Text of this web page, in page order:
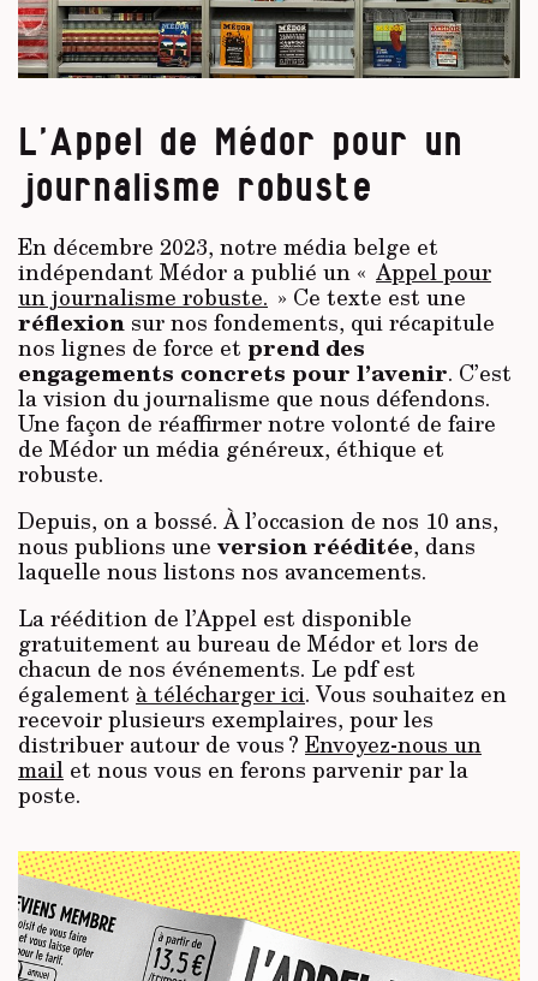
L’Appel de Médor pour un
journalisme robuste
En décembre 2023, notre média belge et
indépendant Médor a publié un « Appel pour
un journalisme robuste. » Ce texte est une
réflexion sur nos fondements, qui récapitule
nos lignes de force et prend des
engagements concrets pour l’avenir. C’est
la vision du journalisme que nous défendons.
Une façon de réaffirmer notre volonté de faire
de Médor un média généreux, éthique et
robuste.
Depuis, on a bossé. À l’occasion de nos 10 ans,
nous publions une version rééditée, dans
laquelle nous listons nos avancements.
La réédition de l’Appel est disponible
gratuitement au bureau de Médor et lors de
chacun de nos événements. Le pdf est
également à télécharger ici. Vous souhaitez en
recevoir plusieurs exemplaires, pour les
distribuer autour de vous ? Envoyez-nous un
mail et nous vous en ferons parvenir par la
poste.